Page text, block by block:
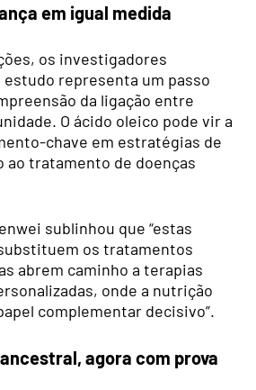
em igual medida
os investigadores
representa um passo
da ligação entre
O ácido oleico pode vir a
chave em estratégias de
ao tratamento de doenças
sublinhou que “estas
os tratamentos
abrem caminho a terapias
onde a nutrição
complementar decisivo”.
agora com prova